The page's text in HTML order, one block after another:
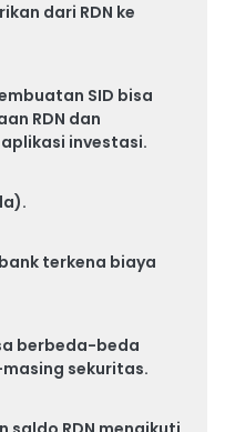
dari RDN ke
SID bisa
RDN dan
investasi.
terkena biaya
berbeda-beda
sekuritas.